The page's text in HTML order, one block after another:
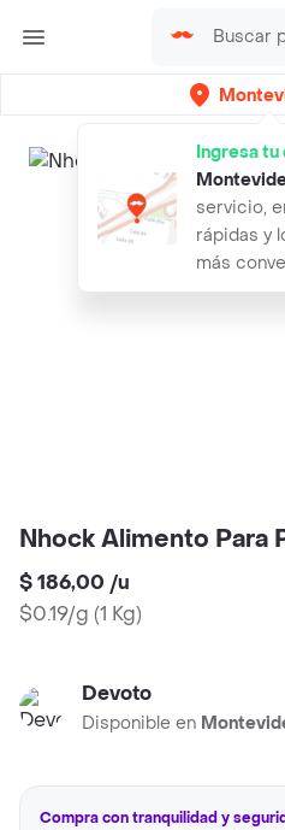
Ingresa
servicio,
rápidas y
más
Nhock Alimento Para
$ 186,00 /u
$0.19/g (1 Kg)
Devoto
Disponible en
Compra con tranquilidad y